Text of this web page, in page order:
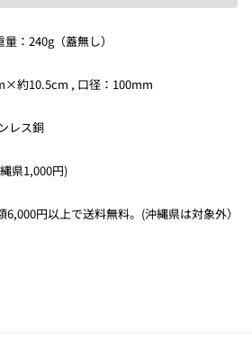
：240g（蓋無し）
約10.5cm , 口径：100mm
レス銅
県1,000円)
円以上で送料無料。(沖縄県は対象外）